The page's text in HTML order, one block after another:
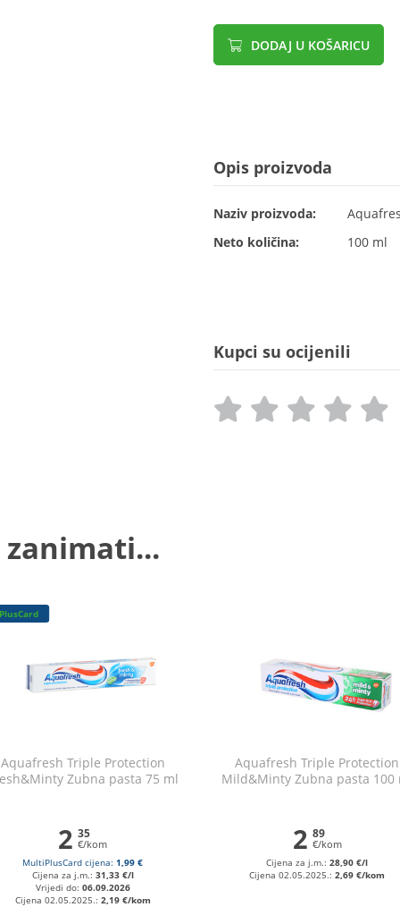
DODAJ U KOŠARICU
Opis proizvoda
Naziv proizvoda:
Neto količina:
100 ml
Kupci su ocijenili
Aquafresh Triple Protection
Zubna pasta 75 ml
2 35
€/kom
MultiPlusCard cijena:1,99 €
Cijena za j.m.: 31,33 €/l
Vrijedi do: 06.09.2026
Cijena 02.05.2025.: 2,19 €/kom
Aquafresh Triple Protection
Mild&Minty Zubna pasta 100
2 89
€/kom
Cijena za j.m.:28,90 €/l
Cijena 02.05.2025.:2,69 €/kom